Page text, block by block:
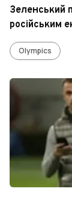
Зеленський
російським
Olympics